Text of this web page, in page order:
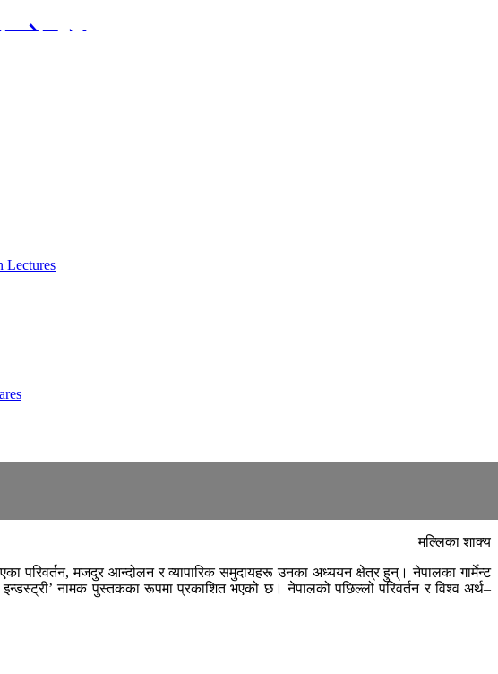
रहने छ ।
Lectures
मल्लिका शाक्य
परिवर्तन, मजदुर आन्दोलन र व्यापारिक समुदायहरू उनका अध्ययन क्षेत्र हुन्। नेपालका गार्मेन्ट
नामक पुस्तकका रूपमा प्रकाशित भएको छ। नेपालको पछिल्लो परिवर्तन र विश्व अर्थ–